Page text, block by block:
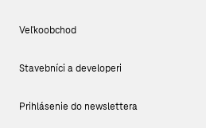
Veľkoobchod
Stavebníci a developeri
Prihlásenie do newslettera